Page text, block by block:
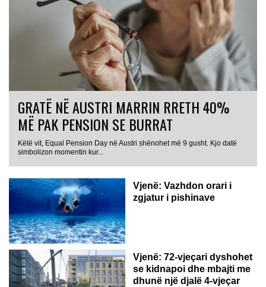
GRATË NË AUSTRI MARRIN RRETH 40%
MË PAK PENSION SE BURRAT
Këtë vit, Equal Pension Day në Austri shënohet më 9 gusht. Kjo datë
simbolizon momentin kur...
Vjenë: Vazhdon orari i
zgjatur i pishinave
Vjenë: 72-vjeçari dyshohet
se kidnapoi dhe mbajti me
dhunë një djalë 4-vjeçar